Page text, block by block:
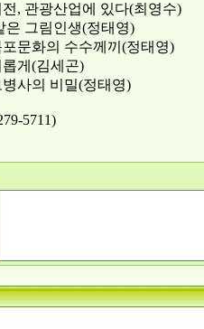
, 관광산업에 있다(최영수)
은 그림인생(정태영)
문화의 수수께끼(정태영)
게(김세곤)
사의 비밀(정태영)
5711)